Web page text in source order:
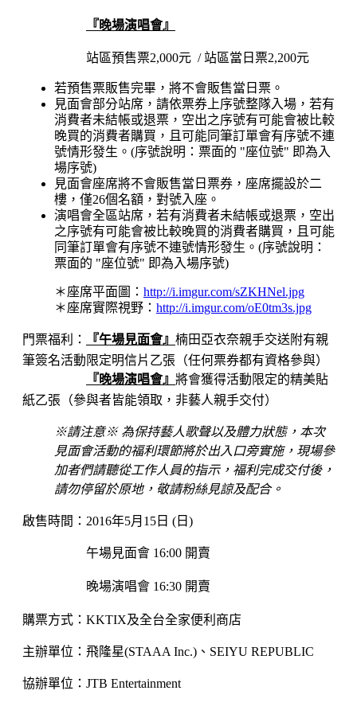
『晚場演唱會』
站區預售票2,000元 / 站區當日票2,200元
若預售票販售完畢，將不會販售當日票 。
見面會部分站席，請依票券上序號整隊入場 ，若有
消費者未結帳或退票，空出之序號有可能會被比較
晚買的消費者購買，且可能同筆訂單會有序號不連
號情形發生。(序號說明：票面的 "座位號" 即為入
場序號)
見面會座席將不會販售當日票券，座席擺設於二
樓，僅26個名額，對號入座 。
演唱會全區站席， 若有消費者未結帳或退票，空出
之序號有可能會被比較晚買的消費者購買，且可能
同筆訂單會有序號不連號情形發生。(序號說明：
票面的 "座位號" 即為入場序號)
＊座席平面圖： http://i.imgur.com/sZKHNel.jpg
＊座席實際視野： http://i.imgur.com/oE0tm3s.jpg​
門票福利： 『午場見面會』 楠田亞衣奈親手交送附有親
筆簽名活動限定明信片乙張（任何票券都有資格參與）
『晚場演唱會』 將會獲得活動限定的精美貼
紙乙張（參與者皆能領取，非藝人親手交付）
※請注意※ 為保持藝人歌聲以及體力狀態，本次
見面會活動的福利環節將於出入口旁實施，現場參
加者們請聽從工作人員的指示，福利完成交付後，
請勿停留於原地，敬請粉絲見諒及配合。
啟售時間：2016年5月15日 (日)
午場見面會 16:00 開賣
晚場演唱會 16:30 開賣
購票方式：KKTIX及全台全家便利商店
主辦單位：飛隆星(STAAA Inc.)、SEIYU REPUBLIC
協辦單位：JTB Entertainment